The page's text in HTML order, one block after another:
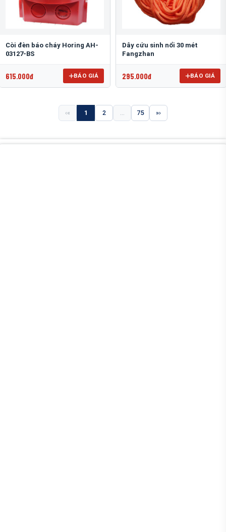
Còi đèn báo cháy Horing AH-
03127-BS
615.000đ BÁO GIÁ
Dây cứu sinh nổi 30 mét
Fangzhan
295.000đ BÁO GIÁ
« 1 2 ... 75 »